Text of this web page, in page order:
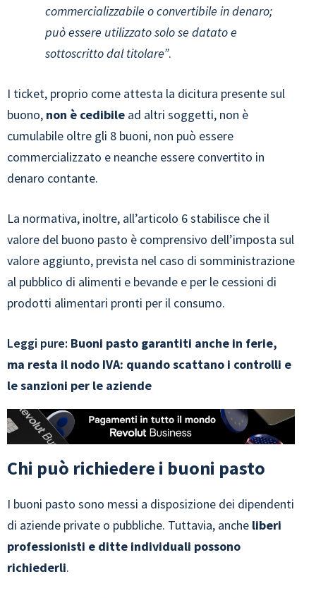
commercializzabile o convertibile in denaro;
può essere utilizzato solo se datato e
sottoscritto dal titolare”.
I ticket, proprio come attesta la dicitura presente sul
buono, non è cedibile ad altri soggetti, non è
cumulabile oltre gli 8 buoni, non può essere
commercializzato e neanche essere convertito in
denaro contante.
La normativa, inoltre, all’articolo 6 stabilisce che il
valore del buono pasto è comprensivo dell’imposta sul
valore aggiunto, prevista nel caso di somministrazione
al pubblico di alimenti e bevande e per le cessioni di
prodotti alimentari pronti per il consumo.
Leggi pure: Buoni pasto garantiti anche in ferie,
ma resta il nodo IVA: quando scattano i controlli e
le sanzioni per le aziende
Chi può richiedere i buoni pasto
I buoni pasto sono messi a disposizione dei dipendenti
di aziende private o pubbliche. Tuttavia, anche liberi
professionisti e ditte individuali possono
richiederli.